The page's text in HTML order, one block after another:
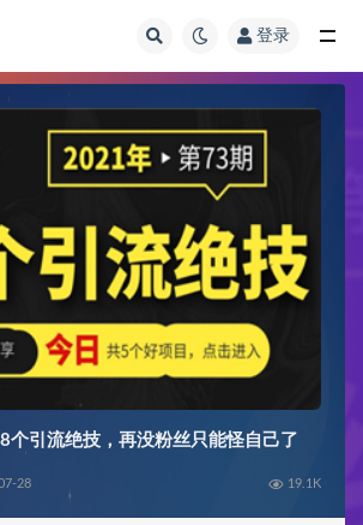
登录
个引流绝技，再没粉丝只能怪自己了
28 19.1K